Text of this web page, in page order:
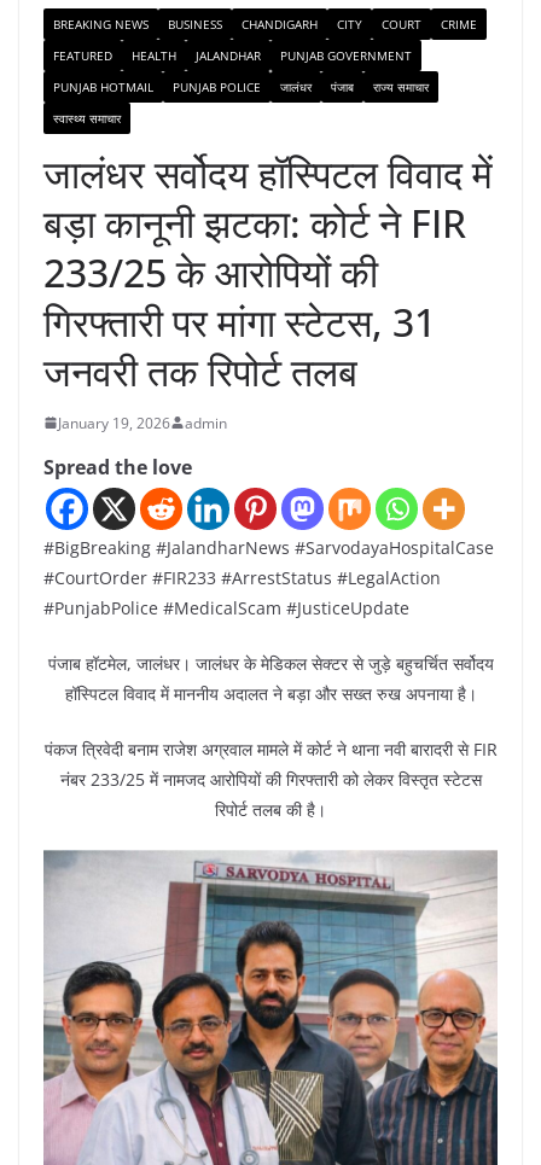
BREAKING NEWS BUSINESS CHANDIGARH CITY COURT
CRIME
FEATURED
HEALTH JALANDHAR
PUNJAB GOVERNMENT
PUNJAB HOTMAIL
PUNJAB POLICE जालंधर पंजाब
राज्य समाचार
स्वास्थ्य समाचार
जालंधर सर्वोदय हॉस्पिटल विवाद में
बड़ा कानूनी झटका: कोर्ट ने FIR
233/25 के आरोपियों की
गिरफ्तारी पर मांगा स्टेटस, 31
जनवरी तक रिपोर्ट तलब
January 19, 2026 admin
Spread the love
#BigBreaking #JalandharNews #SarvodayaHospitalCase
#CourtOrder #FIR233 #ArrestStatus #LegalAction
#PunjabPolice #MedicalScam #JusticeUpdate
पंजाब हॉटमेल, जालंधर। जालंधर के मेडिकल सेक्टर से जुड़े बहुचर्चित सर्वोदय
हॉस्पिटल विवाद में माननीय अदालत ने बड़ा और सख्त रुख अपनाया है।
पंकज त्रिवेदी बनाम राजेश अग्रवाल मामले में कोर्ट ने थाना नवी बारादरी से FIR
नंबर 233/25 में नामजद आरोपियों की गिरफ्तारी को लेकर विस्तृत स्टेटस
रिपोर्ट तलब की है।